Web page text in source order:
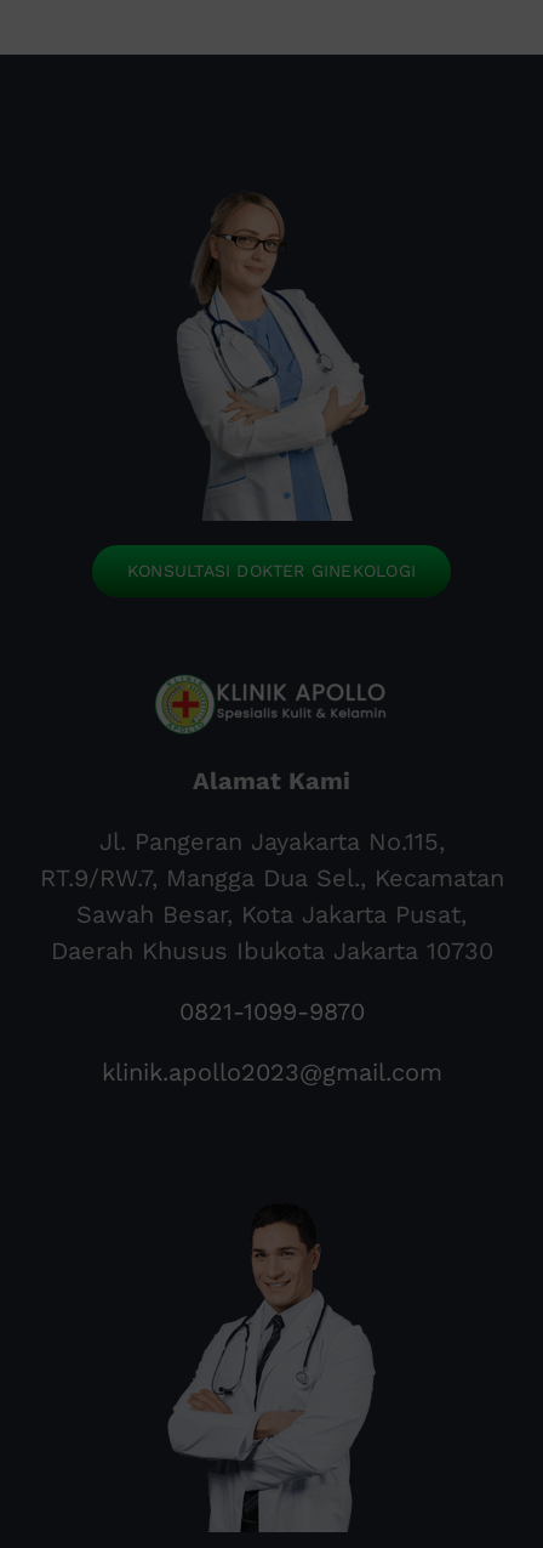
KONSULTASI DOKTER GINEKOLOGI
Alamat Kami
Jl. Pangeran Jayakarta No.115,
RT.9/RW.7, Mangga Dua Sel., Kecamatan
Sawah Besar, Kota Jakarta Pusat,
Daerah Khusus Ibukota Jakarta 10730
0821-1099-9870
klinik.apollo2023@gmail.com